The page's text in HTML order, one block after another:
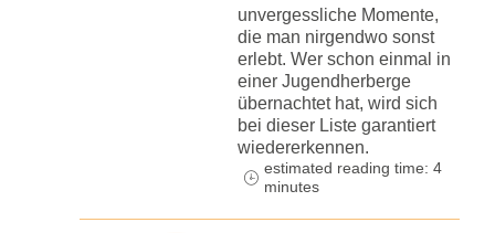
unvergessliche Momente,
die man nirgendwo sonst
erlebt. Wer schon einmal in
einer Jugendherberge
übernachtet hat, wird sich
bei dieser Liste garantiert
wiedererkennen.
estimated reading time: 4
minutes